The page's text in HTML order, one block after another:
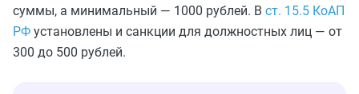
суммы, а минимальный — 1000 рублей. В ст. 15.5 КоАП
РФ установлены и санкции для должностных лиц — от
300 до 500 рублей.